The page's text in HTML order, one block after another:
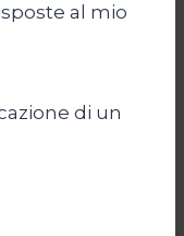
al mio
di un